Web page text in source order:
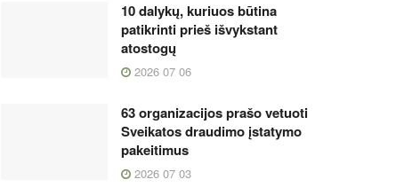
10 dalykų, kuriuos būtina
patikrinti prieš išvykstant
atostogų
2026 07 06
63 organizacijos prašo vetuoti
Sveikatos draudimo įstatymo
pakeitimus
2026 07 03